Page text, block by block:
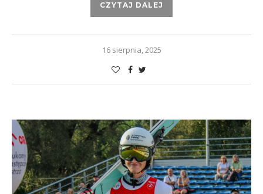
CZYTAJ DALEJ
16 sierpnia, 2025